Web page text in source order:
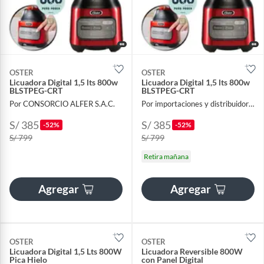
OSTER
Licuadora Digital 1,5 lts 800w
BLSTPEG-CRT
Por CONSORCIO ALFER S.A.C.
S/ 385 -52%
S/ 799
Agregar
OSTER
Licuadora Digital 1,5 lts 800w
BLSTPEG-CRT
Por importaciones y distribuidora A y F
S/ 385 -52%
S/ 799
Retira mañana
Agregar
OSTER
Licuadora Digital 1,5 Lts 800W
Pica Hielo
OSTER
Licuadora Reversible 800W
con Panel Digital